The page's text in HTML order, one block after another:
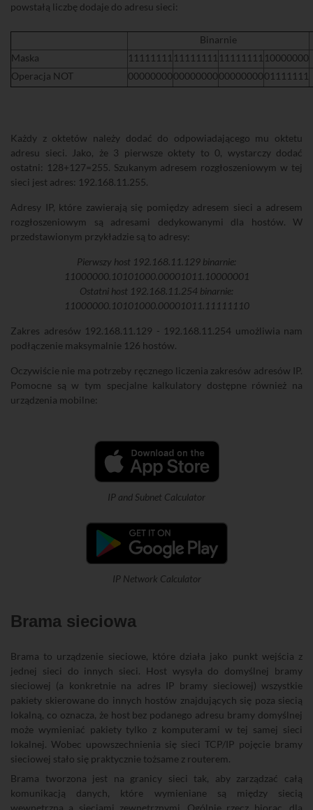
powstałą liczbę dodaje do adresu sieci:
Binarnie
Maska
11111111 11111111 11111111 10000000
Operacja NOT
00000000000000000000000001111111
Każdy z oktetów należy dodać do odpowiadającego mu oktetu
adresu sieci. Jako, że 3 pierwsze oktety to 0, wystarczy dodać
ostatni: 128+127=255. Szukanym adresem rozgłoszeniowym w tej
sieci jest adres: 192.168.11.255.
Adresy IP, które zawierają się pomiędzy adresem sieci a adresem
rozgłoszeniowym są adresami dedykowanymi dla hostów. W
przedstawionym przykładzie są to adresy:
Pierwszy host 192.168.11.129 binarnie:
11000000.10101000.00001011.10000001
Ostatni host 192.168.11.254 binarnie:
11000000.10101000.00001011.11111110
Zakres adresów 192.168.11.129 - 192.168.11.254 umożliwia nam
podłączenie maksymalnie 126 hostów.
Oczywiście nie ma potrzeby ręcznego liczenia zakresów adresów IP.
Pomocne są w tym specjalne kalkulatory dostępne również na
urządzenia mobilne:
IP and Subnet Calculator
IP Network Calculator
Brama sieciowa
Brama to urządzenie sieciowe, które działa jako punkt wejścia z
jednej sieci do innych sieci. Host wysyła do domyślnej bramy
sieciowej (a konkretnie na adres IP bramy sieciowej) wszystkie
pakiety skierowane do innych hostów znajdujących się poza siecią
lokalną, co oznacza, że host bez podanego adresu bramy domyślnej
może wymieniać pakiety tylko z komputerami w tej samej sieci
lokalnej. Wobec upowszechnienia się sieci TCP/IP pojęcie bramy
sieciowej stało się praktycznie tożsame z routerem.
Brama tworzona jest na granicy sieci tak, aby zarządzać całą
komunikacją danych, które wymieniane są między siecią
wewnętrzną a sieciami zewnętrznymi. Ogólnie rzecz biorąc, dla